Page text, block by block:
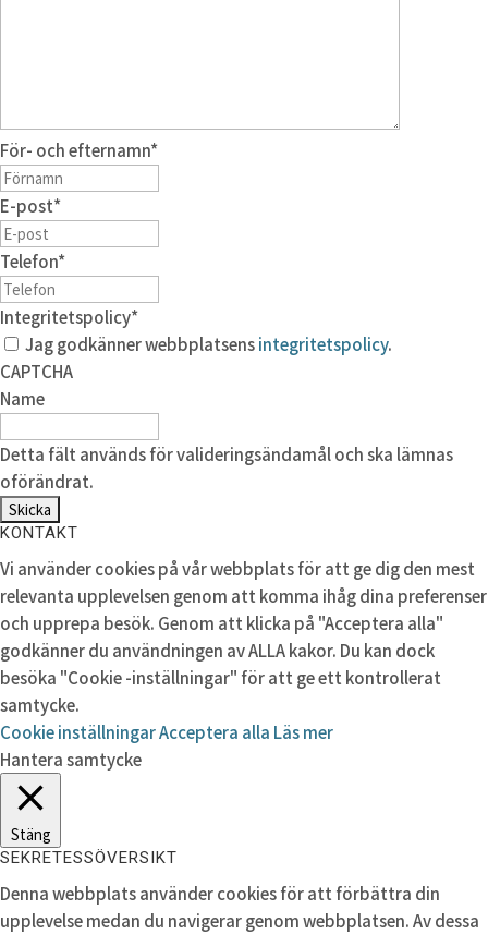
För- och efternamn*
E-post*
Telefon*
Integritetspolicy*
Jag godkänner webbplatsensintegritetspolicy.
CAPTCHA
Name
Detta fält används för valideringsändamål och ska lämnas
oförändrat.
KONTAKT
Vi använder cookies på vår webbplats för att ge dig den mest
relevanta upplevelsen genom att komma ihåg dina preferenser
och upprepa besök. Genom att klicka på "Acceptera alla"
godkänner du användningen av ALLA kakor. Du kan dock
besöka "Cookie -inställningar" för att ge ett kontrollerat
samtycke.
Cookie inställningarAcceptera alla Läs mer
Hantera samtycke
Stäng
SEKRETESSÖVERSIKT
Denna webbplats använder cookies för att förbättra din
upplevelse medan du navigerar genom webbplatsen. Av dessa